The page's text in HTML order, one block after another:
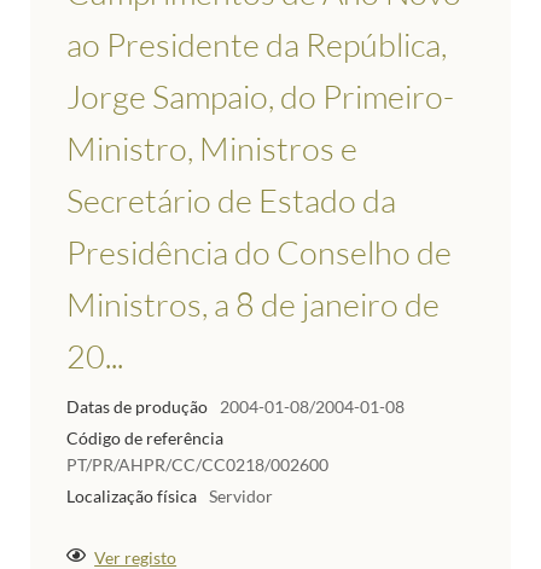
ao Presidente da República,
Jorge Sampaio, do Primeiro-
Ministro, Ministros e
Secretário de Estado da
Presidência do Conselho de
Ministros, a 8 de janeiro de
20...
Datas de produção
2004-01-08/2004-01-08
Código de referência
PT/PR/AHPR/CC/CC0218/002600
Localização física Servidor
Ver registo